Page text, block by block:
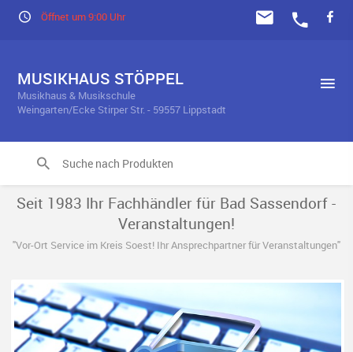
Öffnet um 9:00 Uhr
MUSIKHAUS STÖPPEL
Musikhaus & Musikschule
Weingarten/Ecke Stirper Str. - 59557 Lippstadt
Seit 1983 Ihr Fachhändler für Bad Sassendorf -
Veranstaltungen!
"Vor-Ort Service im Kreis Soest! Ihr Ansprechpartner für Veranstaltungen"